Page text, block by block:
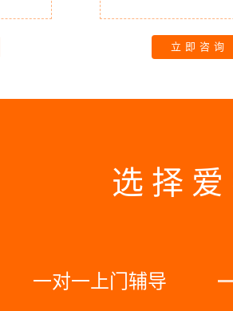
立即咨询
选择
一对一上门辅导